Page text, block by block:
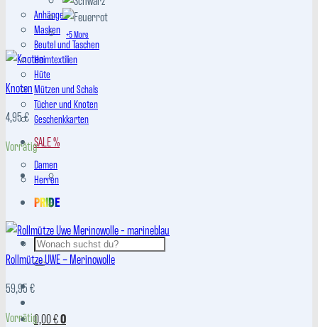
Anhänger
Masken
Beutel und Taschen
Heimtextilien
Hüte
Mützen und Schals
Tücher und Knoten
Geschenkkarten
SALE %
Damen
Herren
PRIDE
Suchen
nach:
0,00€0
+5 More
Knoten
4,95€
Vorrätig
Rollmütze UWE – Merinowolle
59,95€
Vorrätig